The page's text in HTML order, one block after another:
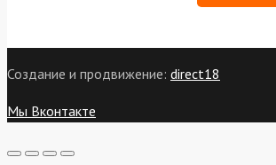
Создание и продвижение: direct18
Мы Вконтакте